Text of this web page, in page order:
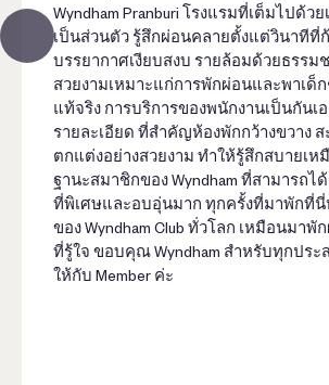
Wyndham Pranburi โรงแรมที่เต็มไปด้ว
เป็นส่วนตัว รู้สึกผ่อนคลายตั้งแต่วินาทีที่
บรรยากาศเงียบสงบ รายล้อมด้วยธรรม
สวยงามเหมาะแก่การพักผ่อนและพาเด็
แท้จริง การบริการของพนักงานเป็นกันเ
รายละเอียด ที่สำคัญห้องพักกว้างขวาง ส
ตกแต่งอย่างสวยงาม ทำให้รู้สึกสบายเห
ฐานะสมาชิกของ Wyndham ที่สามารถไ
ที่พิเศษและอบอุ่นมาก ทุกครั้งที่มาพักที่นี่
ของ Wyndham Club ทั่วโลก เหมือนมา
ที่รู้ใจ ขอบคุณ Wyndham สำหรับทุกปร
ให้กับ Member ค่ะ